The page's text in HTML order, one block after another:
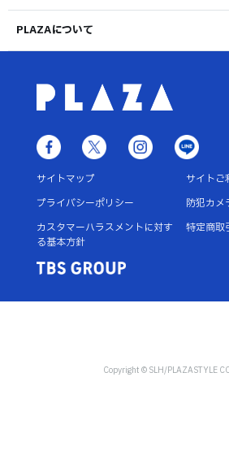
PLAZAについて
サイトマップ
サイトご
プライバシーポリシー
防犯カメ
カスタマーハラスメントに対す
る基本方針
特定商取
Copyright © SLH/PLAZASTYLE